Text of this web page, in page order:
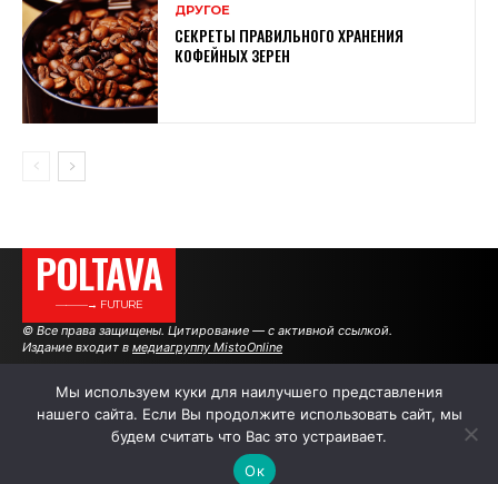
ДРУГОЕ
СЕКРЕТЫ ПРАВИЛЬНОГО ХРАНЕНИЯ
КОФЕЙНЫХ ЗЕРЕН
POLTAVA
———→ FUTURE
© Все права защищены. Цитирование — с активной ссылкой.
Издание входит в медиагруппу MistoOnline
АВТОРЫ РЕКЛАМА НА САЙТЕ
Мы используем куки для наилучшего представления
нашего сайта. Если Вы продолжите использовать сайт, мы
будем считать что Вас это устраивает.
Ок